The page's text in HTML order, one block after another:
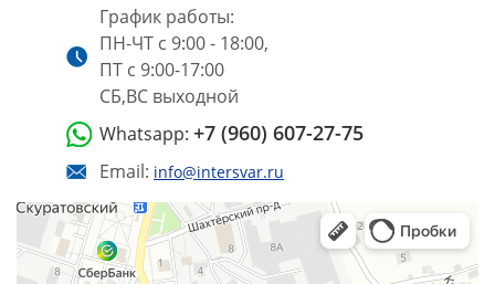
График работы:
ПН-ЧТ с 9:00 - 18:00,
ПТ с 9:00-17:00
СБ,ВС выходной
Whatsapp: +7 (960) 607-27-75
Email: info@intersvar.ru